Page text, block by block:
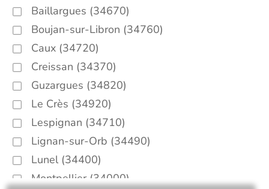
Baillargues (34670)
Boujan-sur-Libron (34760)
Caux (34720)
Creissan (34370)
Guzargues (34820)
Le Crès (34920)
Lespignan (34710)
Lignan-sur-Orb (34490)
Lunel (34400)
Montpellier (34000)